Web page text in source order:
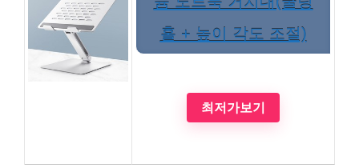
홀 + 높이 각도 조절)
최저가보기